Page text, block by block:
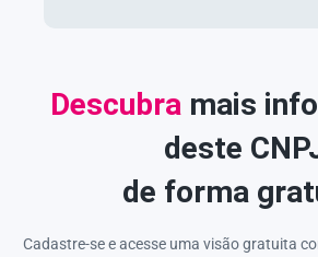
Descubra mais
deste
de forma
Cadastre-se e acesse uma visão gratuita